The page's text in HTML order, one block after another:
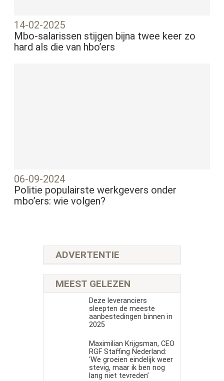
14-02-2025
Mbo-salarissen stijgen bijna twee keer zo
hard als die van hbo’ers
06-09-2024
Politie populairste werkgevers onder
mbo’ers: wie volgen?
ADVERTENTIE
MEEST GELEZEN
Deze leveranciers
sleepten de meeste
aanbestedingen binnen in
2025
Maximilian Krijgsman, CEO
RGF Staffing Nederland:
‘We groeien eindelijk weer
stevig, maar ik ben nog
lang niet tevreden’